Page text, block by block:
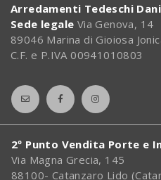
Arredamenti Tedeschi
Sede legale Via Genova, 14
89046 Marina di Gioiosa
C.F. e P.IVA 00941010803
2º Punto Vendita Porte e
Via Magna Grecia, 145
88100- Catanzaro Lido